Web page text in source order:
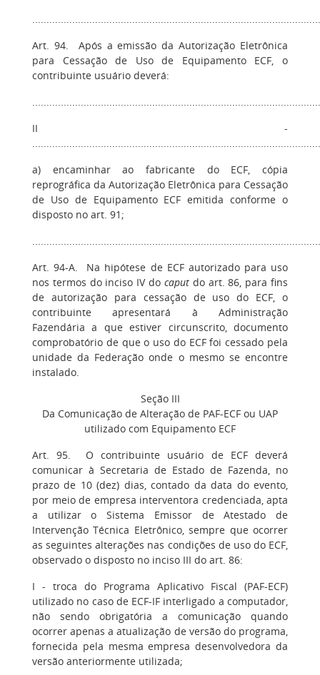
Art. 94. Após a emissão da Autorização Eletrônica
para Cessação de Uso de Equipamento ECF, o
contribuinte usuário deverá:
II -
a) encaminhar ao fabricante do ECF, cópia
reprográfica da Autorização Eletrônica para Cessação
de Uso de Equipamento ECF emitida conforme o
disposto no art. 91;
Art. 94-A. Na hipótese de ECF autorizado para uso
nos termos do inciso IV do caputdo art. 86, para fins
de autorização para cessação de uso do ECF, o
contribuinte apresentará à Administração
Fazendária a que estiver circunscrito, documento
comprobatório de que o uso do ECF foi cessado pela
unidade da Federação onde o mesmo se encontre
instalado.
Seção III
Da Comunicação de Alteração de PAF-ECF ou UAP
utilizado com Equipamento ECF
Art. 95. O contribuinte usuário de ECF deverá
comunicar à Secretaria de Estado de Fazenda, no
prazo de 10 (dez) dias, contado da data do evento,
por meio de empresa interventora credenciada, apta
a utilizar o Sistema Emissor de Atestado de
Intervenção Técnica Eletrônico, sempre que ocorrer
as seguintes alterações nas condições de uso do ECF,
observado o disposto no inciso III do art. 86:
I - troca do Programa Aplicativo Fiscal (PAF-ECF)
utilizado no caso de ECF-IF interligado a computador,
não sendo obrigatória a comunicação quando
ocorrer apenas a atualização de versão do programa,
fornecida pela mesma empresa desenvolvedora da
versão anteriormente utilizada;